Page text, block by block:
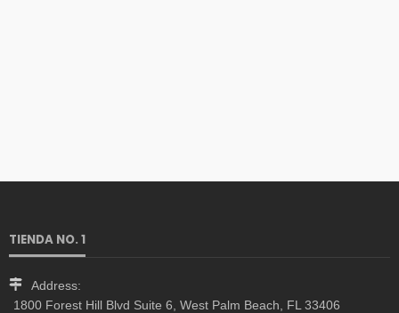
TIENDA NO. 1
Address:
1800 Forest Hill Blvd Suite 6, West Palm Beach, FL 33406